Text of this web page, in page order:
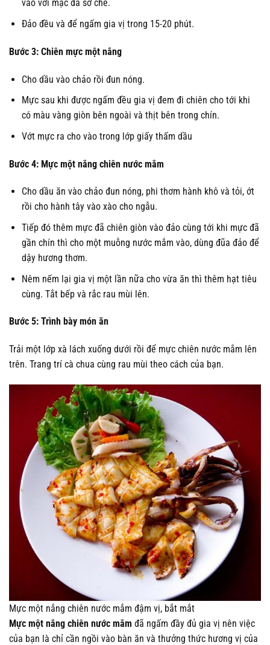
vào với mặc đã sơ chế.
Đảo đều và để ngấm gia vị trong 15-20 phút.
Bước 3: Chiên mực một nắng
Cho dầu vào chảo rồi đun nóng.
Mực sau khi được ngấm đều gia vị đem đi chiên cho tới khi
có màu vàng giòn bên ngoài và thịt bên trong chín.
Vớt mực ra cho vào trong lớp giấy thấm dầu
Bước 4: Mực một nắng chiên nước mắm
Cho dầu ăn vào chảo đun nóng, phi thơm hành khô và tỏi, ớt
rồi cho hành tây vào xào cho ngẫu.
Tiếp đó thêm mực đã chiên giòn vào đảo cùng tới khi mực đã
gần chín thì cho một muỗng nước mắm vào, dùng đũa đảo để
dậy hương thơm.
Nêm nếm lại gia vị một lần nữa cho vừa ăn thì thêm hạt tiêu
cùng. Tắt bếp và rắc rau mùi lên.
Bước 5: Trình bày món ăn
Trải một lớp xà lách xuống dưới rồi để mực chiên nước mắm lên
trên. Trang trí cà chua cùng rau mùi theo cách của bạn.
Mực một nắng chiên nước mắm đậm vị, bắt mắt
Mực một nắng chiên nước mắm đã ngấm đầy đủ gia vị nên việc
của bạn là chỉ cần ngồi vào bàn ăn và thưởng thức hương vị của